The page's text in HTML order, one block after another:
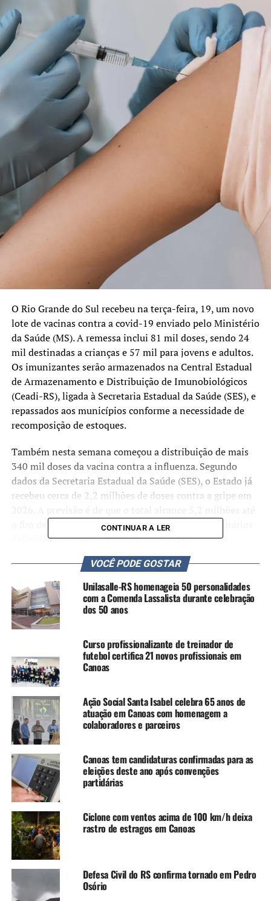
O Rio Grande do Sul recebeu na terça-feira, 19, um novo
lote de vacinas contra a covid-19 enviado pelo Ministério
da Saúde (MS). A remessa inclui 81 mil doses, sendo 24
mil destinadas a crianças e 57 mil para jovens e adultos.
Os imunizantes serão armazenados na Central Estadual
de Armazenamento e Distribuição de Imunobiológicos
(Ceadi-RS), ligada à Secretaria Estadual da Saúde (SES), e
repassados aos municípios conforme a necessidade de
recomposição de estoques.
Também nesta semana começou a distribuição de mais
340 mil doses da vacina contra a influenza. Segundo
dados da Secretaria Estadual da Saúde (SES), o Estado já
recebeu cerca de 2,2 milhões de doses contra a gripe em
o fim de maio, volume destinado aos grupos prioritários
definidos pelo Ministério da Saúde (MS).
Os vírus respiratórios costumam ter maior circulação
durante o outono e o inverno no Rio Grande do Sul.
Entre eles estão o vírus influenza, o vírus sincicial
respiratório (VSR), principal causador de bronquiolite em
bebês, e o Sars-CoV-2, responsável pela covid-19.
Dados do painel de hospitalizações por Síndrome
Respiratória Aguda Grave (SRAG) apontam que o Estado
registrou 3.808 internações em 2026 relacionadas a vírus
respiratórios. Desse total, 656 ocorreram por influenza e
313 por covid-19. Crianças de até quatro anos
representam 32,8% das internações, enquanto pessoas
com 60 anos ou mais correspondem a 42,1% dos casos.
No mesmo período, foram contabilizados 254 óbitos por
SRAG. Entre eles, 56 foram atribuídos à covid-19 e 47 à
influenza. Segundo os dados da SES, 78% das mortes
ocorreram entre idosos com mais de 60 anos.
A vacinação contra a gripe segue abaixo da meta
estabelecida pelas autoridades de saúde. Até segunda-
feira (18), haviam sido aplicadas 1.866.283 doses no
Estado, o que representa cobertura média de 38,6% entre
os grupos prioritários.
CONTINUAR A LER
VOCÊ PODE GOSTAR
Unilasalle-RS homenageia 50 personalidades
com a Comenda Lassalista durante celebração
dos 50 anos
Curso profissionalizante de treinador de
futebol certifica 21 novos profissionais em
Canoas
Ação Social Santa Isabel celebra 65 anos de
atuação em Canoas com homenagem a
colaboradores e parceiros
Canoas tem candidaturas confirmadas para as
eleições deste ano após convenções
partidárias
Ciclone com ventos acima de 100 km/h deixa
rastro de estragos em Canoas
Defesa Civil do RS confirma tornado em Pedro
Osório